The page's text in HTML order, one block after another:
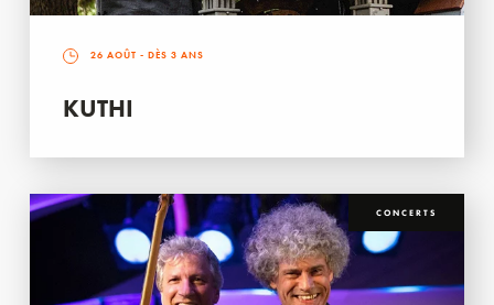
26 AOÛT - DÈS 3 ANS
KUTHI
CONCERTS